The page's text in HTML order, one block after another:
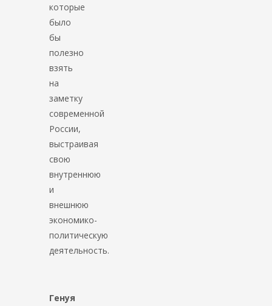
которые
было
бы
полезно
взять
на
заметку
современной
России,
выстраивая
свою
внутреннюю
и
внешнюю
экономико-
политическую
деятельность.
Генуя